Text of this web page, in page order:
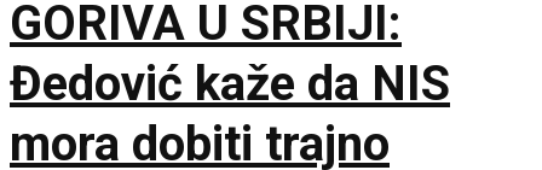
GORIVA U SRBIJI:
Đedović kaže da NIS
mora dobiti trajno